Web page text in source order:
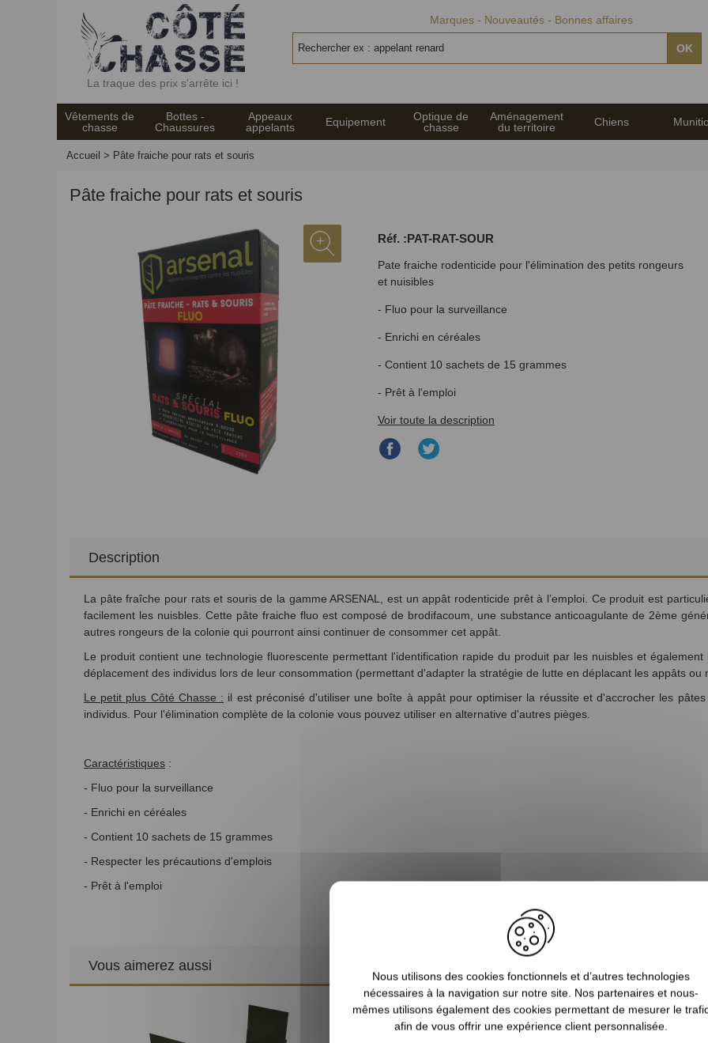
La traque des prix s'arrête ici !
Marques Nouveautés Bonnes affaires
OK
Vêtements de
chasse
Bottes -
Chaussures
Appeaux
appelants
Equipement
Optique de
chasse
Aménagement
du territoire
Chiens
Accueil > Pâte fraiche pour rats et souris
Pâte fraiche pour rats et souris
Réf. :PAT-RAT-SOUR
Pate fraiche rodenticide pour l'élimination des petits rongeurs
et nuisibles
- Fluo pour la surveillance
- Enrichi en céréales
- Contient 10 sachets de 15 grammes
- Prêt à l'emploi
Voir toute la description
Partager
Description
La pâte fraîche pour rats et souris de la gamme ARSENAL, est un appât rodenticide prêt à l’emploi. Ce produit est
facilement les nuisbles. Cette pâte fraiche fluo est composé de brodifacoum, une substance anticoagulante de 2ème
autres rongeurs de la colonie qui pourront ainsi continuer de consommer cet appât.
Le produit contient une technologie fluorescente permettant l'identification rapide du produit par les nuisbles et
déplacement des individus lors de leur consommation (permettant d'adapter la stratégie de lutte en déplacant les appâts
Le petit plus Côté Chasse : il est préconisé d'utiliser une boîte à appât pour optimiser la réussite et d'accrocher les
individus. Pour l'élimination complète de la colonie vous pouvez utiliser en alternative d'autres pièges.
Caractéristiques :
- Fluo pour la surveillance
- Enrichi en céréales
- Contient 10 sachets de 15 grammes
- Respecter les précautions d'emplois
- Prêt à l'emploi
Vous aimerez aussi
Nous utilisons des cookies fonctionnels et d’autres technologies
nécessaires à la navigation sur notre site. Nos partenaires et nous-
mêmes utilisons également des cookies permettant de mesurer le
afin de vous offrir une expérience client personnalisée.